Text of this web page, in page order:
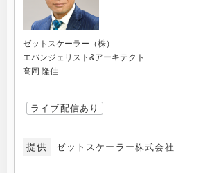
ゼットスケーラー（株）
エバンジェリスト&アーキテクト
髙岡 隆佳
ライブ配信あり
提供 ゼットスケーラー株式会社